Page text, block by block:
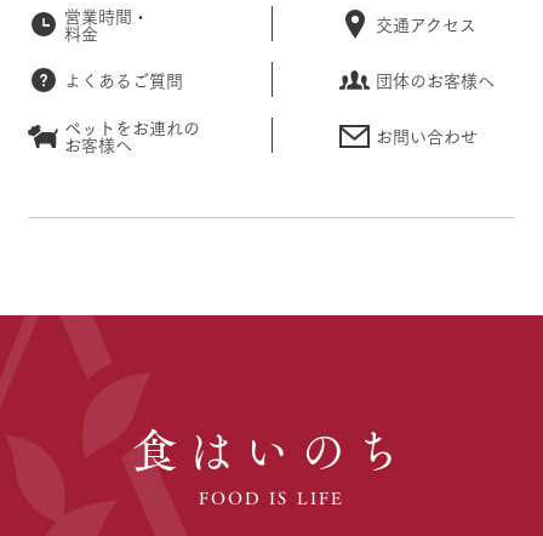
営業時間・
料金 交通アクセス
よくあるご質問
団体のお客様へ
ペットをお連れの
お客様へ お問い合わせ
食はいのち
FOOD IS LIFE